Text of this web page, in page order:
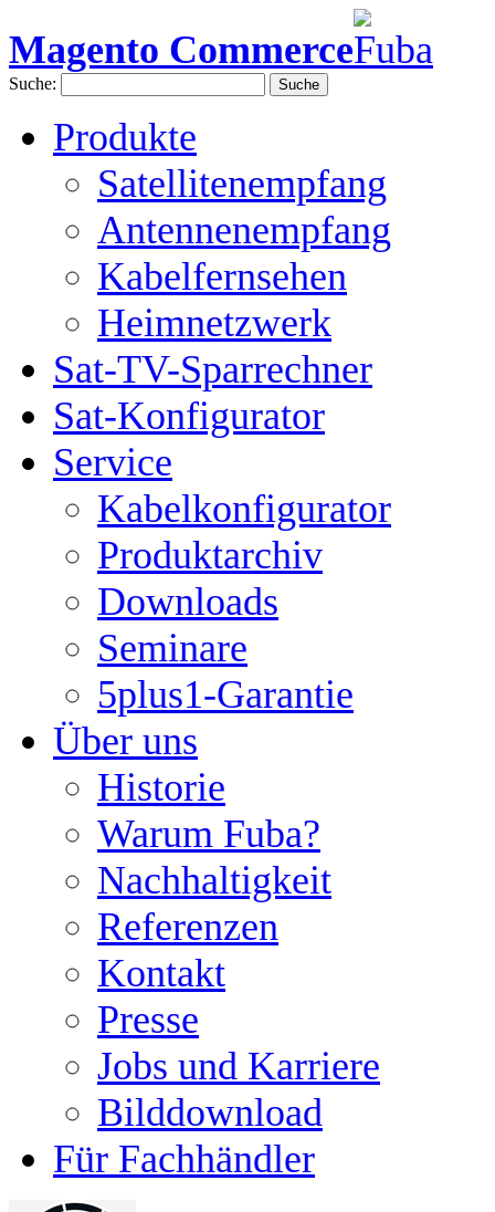
Magento Commerce
Suche: Suche
Produkte
Satellitenempfang
Antennenempfang
Kabelfernsehen
Heimnetzwerk
Sat-TV-Sparrechner
Sat-Konfigurator
Service
Kabelkonfigurator
Produktarchiv
Downloads
Seminare
5plus1-Garantie
Über uns
Historie
Warum Fuba?
Nachhaltigkeit
Referenzen
Kontakt
Presse
Jobs und Karriere
Bilddownload
Für Fachhändler